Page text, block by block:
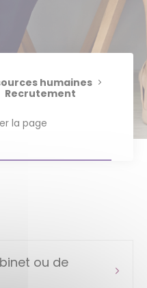
humaines
Recrutement
la page
ou de